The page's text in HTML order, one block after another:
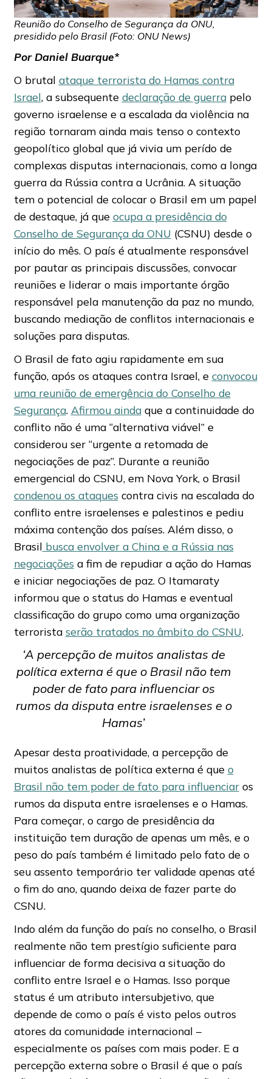
Reunião do Conselho de Segurança da ONU,
presidido pelo Brasil (Foto: ONU News)
Por Daniel Buarque*
O brutal ataque terrorista do Hamas contra
Israel, a subsequente declaração de guerrapelo
governo israelense e a escalada da violência na
região tornaram ainda mais tenso o contexto
geopolítico global que já vivia um perído de
complexas disputas internacionais, como a longa
guerra da Rússia contra a Ucrânia. A situação
tem o potencial de colocar o Brasil em um papel
de destaque, já que ocupa a presidência do
Conselho de Segurança da ONU (CSNU) desde o
início do mês. O país é atualmente responsável
por pautar as principais discussões, convocar
reuniões e liderar o mais importante órgão
responsável pela manutenção da paz no mundo,
buscando mediação de conflitos internacionais e
soluções para disputas.
O Brasil de fato agiu rapidamente em sua
função, após os ataques contra Israel, e convocou
uma reunião de emergência do Conselho de
Segurança. Afirmou aindaque a continuidade do
conflito não é uma “alternativa viável” e
considerou ser “urgente a retomada de
negociações de paz”. Durante a reunião
emergencial do CSNU, em Nova York, o Brasil
condenou os ataques contra civis na escalada do
conflito entre israelenses e palestinos e pediu
máxima contenção dos países. Além disso, o
Brasil busca envolver a China e a Rússia nas
negociações a fim de repudiar a ação do Hamas
e iniciar negociações de paz. O Itamaraty
informou que o status do Hamas e eventual
classificação do grupo como uma organização
terrorista serão tratados no âmbito do CSNU.
‘A percepção de muitos analistas de
política externa é que o Brasil não tem
poder de fato para influenciar os
rumos da disputa entre israelenses e o
Hamas’
Apesar desta proatividade, a percepção de
muitos analistas de política externa é que o
Brasil não tem poder de fato para influenciaros
rumos da disputa entre israelenses e o Hamas.
Para começar, o cargo de presidência da
instituição tem duração de apenas um mês, e o
peso do país também é limitado pelo fato de o
seu assento temporário ter validade apenas até
o fim do ano, quando deixa de fazer parte do
CSNU.
Indo além da função do país no conselho, o Brasil
realmente não tem prestígio suficiente para
influenciar de forma decisiva a situação do
conflito entre Israel e o Hamas. Isso porque
status é um atributo intersubjetivo, que
depende de como o país é visto pelos outros
atores da comunidade internacional –
especialmente os países com mais poder. E a
percepção externa sobre o Brasil é que o país